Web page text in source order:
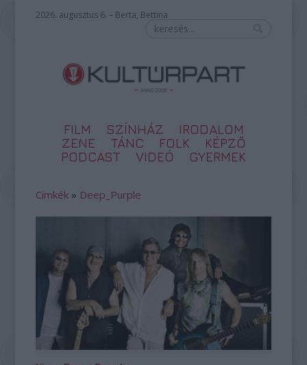
2026. augusztus 6. – Berta, Bettina
FILM SZÍNHÁZ
IRODALOM
ZENE
TÁNC FOLK
KÉPZŐ
PODCAST
VIDEÓ GYERMEK
Címkék » Deep_Purple